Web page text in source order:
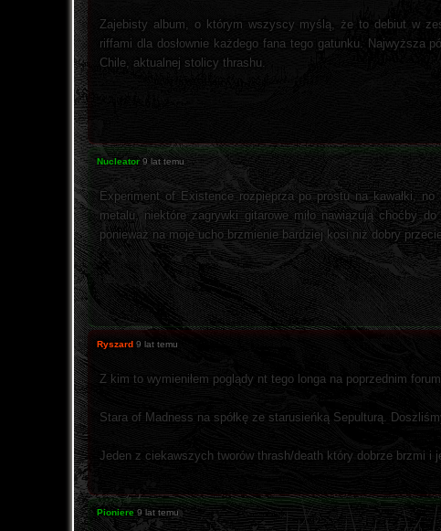
Zajebisty album, o którym wszyscy myślą, że to debiut w
riffami dla dosłownie każdego fana tego gatunku. Najwyższa
Chile, aktualnej stolicy thrashu.
Nucleator 9 lat temu
Experiment of Existence rozpieprza po prostu na kawałki,
metalu, niektóre zagrywki gitarowe miło nawiązują choćby
ponieważ na moje ucho brzmienie bardziej kosi niż dobry
Ryszard 9 lat temu
Z kim to wymieniłem poglądy nt tego longa na poprzednim
Stara of Madness na spółkę ze starusieńką Sepulturą.
Jeden z ciekawszych tworów thrash/death który dobrze brzmi i
Pioniere 9 lat temu